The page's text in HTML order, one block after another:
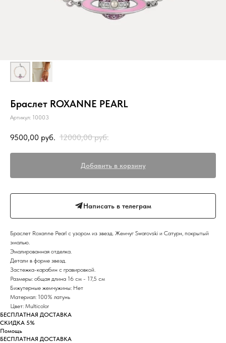
Браслет ROXANNE PEARL
Артикул: 10003
9500,00 руб. 12000,00 руб.
Добавить в корзину
Написать в телеграм
Браслет Roxanne Pearl с узором из звезд. Жемчуг Swarovski и Сатурн, покрытый
эмалью.
Эмалированная отделка.
Детали в форме звезд.
Застежка-карабин с гравировкой.
Размеры: общая длина 16 см - 17,5 см
Бижутерные жемчужины: Нет
Материал: 100% латунь
Цвет: Multicolor
БЕСПЛАТНАЯ ДОСТАВКА
СКИДКА 5%
Помощь
БЕСПЛАТНАЯ ДОСТАВКА